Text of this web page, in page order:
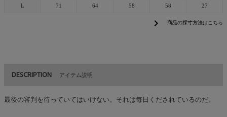
L 71 64 58 58 27
chevron_right 商品の採寸方法はこちら
DESCRIPTION アイテム説明
最後の審判を待っていてはいけない。それは毎日くだされているのだ。